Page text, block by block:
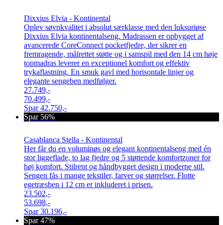
Dixxius Elvia - Kontinental
Oplev søvnkvalitet i absolut særklasse med den luksuriøse
Dixxius Elvia kontinentalseng. Madrassen er opbygget af
avancerede CoreConnect pocketfjedre, der sikrer en
fremragende, målrettet støtte og i samspil med den 14 cm høje
topmadras leverer en exceptionel komfort og effektiv
trykaflastning. En smuk gavl med horisontale linjer og
elegante sengeben medfølger.
27.749,-
70.499,-
Spar42.750,-
Spar 56%
Casablanca Stella - Kontinental
Her får du en voluminøs og elegant kontinentalseng med én
stor liggeflade, to lag fjedre og 5 støttende komfortzoner for
høj komfort. Stilrent og håndbygget design i moderne stil.
Sengen fås i mange tekstiler, farver og størrelser. Flotte
egetræsben i 12 cm er inkluderet i prisen.
23.502,-
53.698,-
Spar30.196,-
Spar 47%